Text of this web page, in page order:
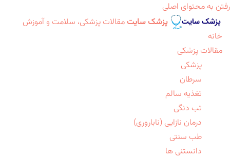
رفتن به محتوای اصلی
پزشک سایت مقالات پزشکی، سلامت و آموزش
خانه
مقالات پزشکی
پزشکی
سرطان
تغذیه سالم
تب دنگی
درمان نازایی (ناباروری)
طب سنتی
دانستنی ها